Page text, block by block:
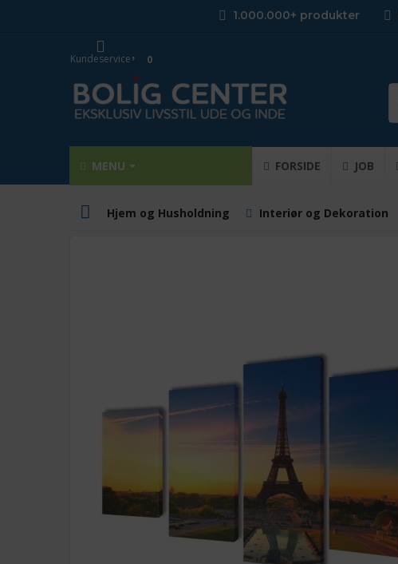
1.000.000+ produkter
Kundeservice 0
MENU FORSIDE JOB
Hjem og Husholdning Interiør og Dekoration